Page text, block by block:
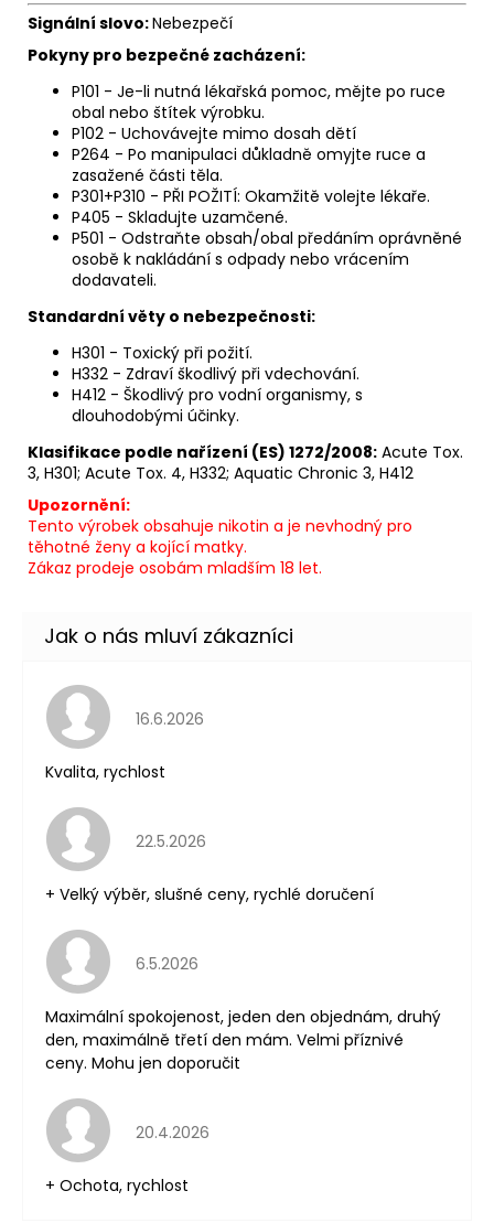
Signální slovo:Nebezpečí
Pokyny pro bezpečné zacházení:
P101 - Je-li nutná lékařská pomoc, mějte po ruce
obal nebo štítek výrobku.
P102 - Uchovávejte mimo dosah dětí
P264 - Po manipulaci důkladně omyjte ruce a
zasažené části těla.
P301+P310 - PŘI POŽITÍ: Okamžitě volejte lékaře.
P405 - Skladujte uzamčené.
P501 - Odstraňte obsah/obal předáním oprávněné
osobě k nakládání s odpady nebo vrácením
dodavateli.
Standardní věty o nebezpečnosti:
H301 - Toxický při požití.
H332 - Zdraví škodlivý při vdechování.
H412 - Škodlivý pro vodní organismy, s
dlouhodobými účinky.
Klasifikace podle nařízení (ES) 1272/2008: Acute Tox.
3, H301; Acute Tox. 4, H332; Aquatic Chronic 3, H412
Upozornění:
Tento výrobek obsahuje nikotin a je nevhodný pro
těhotné ženy a kojící matky.
Zákaz prodeje osobám mladším 18 let.
Hodnocení obchodu je 5 z 5 hvězdiček.
16.6.2026
Kvalita, rychlost
Hodnocení obchodu je 5 z 5 hvězdiček.
22.5.2026
+ Velký výběr, slušné ceny, rychlé doručení
Hodnocení obchodu je 5 z 5 hvězdiček.
6.5.2026
Maximální spokojenost, jeden den objednám, druhý
den, maximálně třetí den mám. Velmi příznivé
ceny. Mohu jen doporučit
Hodnocení obchodu je 5 z 5 hvězdiček.
20.4.2026
+ Ochota, rychlost